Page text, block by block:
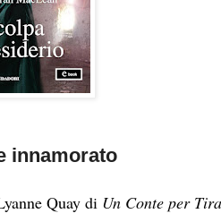
innamorato
Quay di Un Conte per